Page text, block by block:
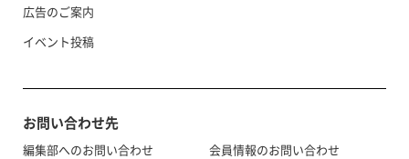
広告のご案内
イベント投稿
お問い合わせ先
編集部へのお問い合わせ
会員情報のお問い合わせ